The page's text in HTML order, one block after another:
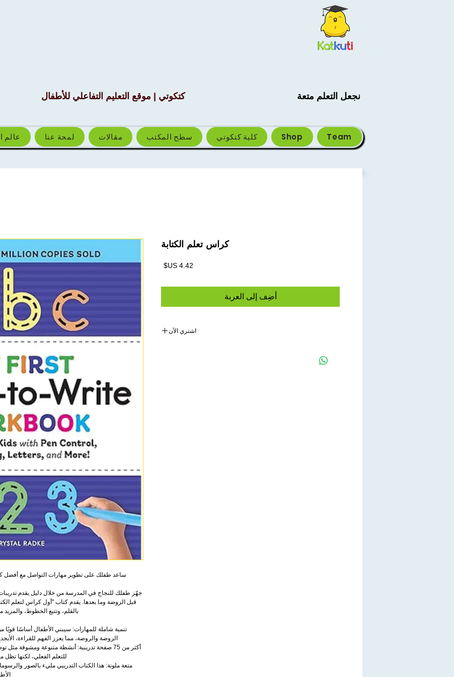
كتكوتي | موقع التعليم التفاعلي للأطفال نجعل التعلم متعة
عالم لمحة عنا مقالات سطح المكتب كلية كتكوتي Shop Team
جهّز طفلك للنجاح في المدرسة من خلال دليل يقدم
قبل الروضة وما بعدها. يقدم كتاب "أول كراس لتعلم
بالقلم، وتتبع الخطوط، والمزيد
تنمية شاملة للمهارات: سيبني الأطفال أساسًا قويًا
الروضة والروضة، مما يعزز الفهم للقراءة،
أكثر من 75 صفحة تدريبية: أنشطة متنوعة ومشوقة
للتعلم الفعلي، لكنها تظل
متعة ملونة: هذا الكتاب التدريبي مليء بالصور
كراس تعلم الكتابة
السعر
أضِف إلى العربة
اشتري الآن